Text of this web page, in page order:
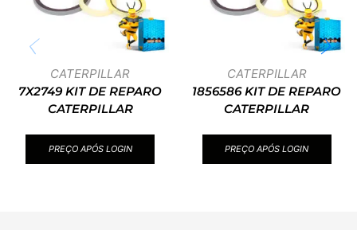
CATERPILLAR
7X2749 KIT DE REPARO
CATERPILLAR
PREÇO APÓS LOGIN
CATERPILLAR
1856586 KIT DE REPARO
CATERPILLAR
PREÇO APÓS LOGIN